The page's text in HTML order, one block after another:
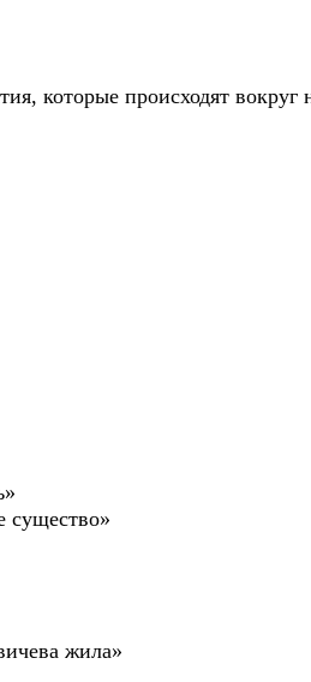
которые происходят
существо»
жила»